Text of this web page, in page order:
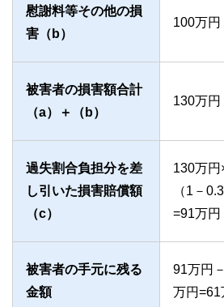
慰謝料等その他の損
害（b）
100万円
被害者の損害額合計
（a）＋（b）
130万円
過失割合負担分を差
し引いた損害賠償額
（c）
130万円
（1－0.3
=91万円
被害者の手元に残る
金額
91万円
万円=61